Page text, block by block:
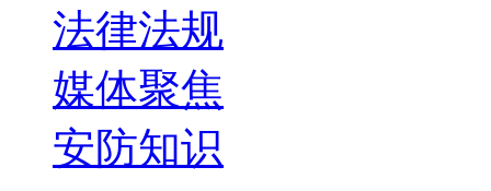
当然，驻外保安队伍的管理难度大，各方面关系协调也相对
另 外，后勤保障部门、人事部门、教育培训部门、财务部门
解决好人员问题是开展异地保安人防业务的基础
业务洽谈成功后，需要有人去 做，也必须有人去组织。因此
法律法规
媒体聚焦
安防知识